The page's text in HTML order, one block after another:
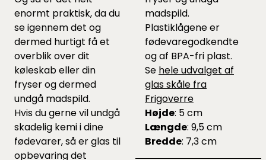
enormt praktisk, da du
se igennem det og
dermed hurtigt få et
overblik over dit
køleskab eller din
fryser og dermed
undgå madspild.
Hvis du gerne vil undgå
skadelig kemi i dine
fødevarer, så er glas til
opbevaring det
madspild.
Plastiklågene er
fødevaregodkendte
og af BPA-fri plast.
Se hele udvalget af
glas skåle fra
Frigoverre
Højde: 5 cm
Længde: 9,5 cm
Bredde: 7,3 cm